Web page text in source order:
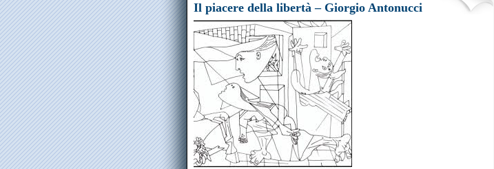
Il piacere della libertà – Giorgio Antonucci